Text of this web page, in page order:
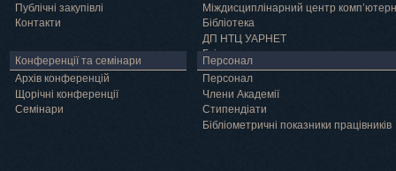
Публічні закупівлі
Контакти
Міждисциплінарний центр
Бібліотека
ДП НТЦ УАРНЕТ
Грід
Конференції та семінари
Архів конференцій
Щорічні конференції
Семінари
Персонал
Персонал
Члени Академії
Cтипендіати
Бібліометричні показники працівників